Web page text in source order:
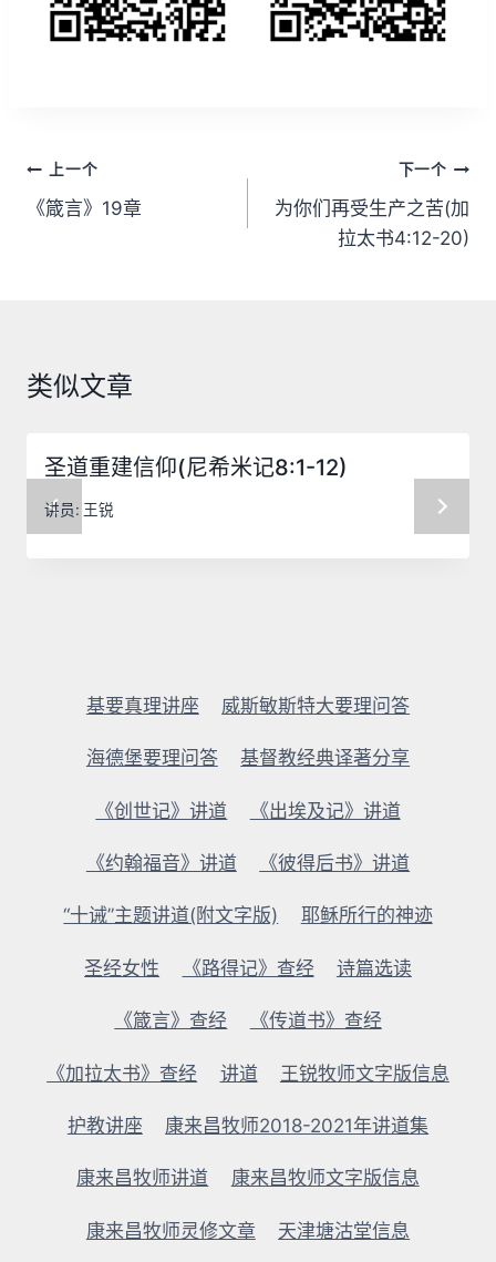
文
章
上一个
《箴言》19章
下一个
为你们再受生产之苦(加
拉太书4:12-20)
类似文章
圣道重建信仰(尼希米记8:1-12)
讲员: 王锐
基要真理讲座 威斯敏斯特大要理问答
海德堡要理问答 基督教经典译著分享
《创世记》讲道 《出埃及记》讲道
《约翰福音》讲道 《彼得后书》讲道
“十诫”主题讲道(附文字版) 耶稣所行的神迹
圣经女性 《路得记》查经 诗篇选读
《箴言》查经 《传道书》查经
《加拉太书》查经 讲道 王锐牧师文字版信息
护教讲座 康来昌牧师2018-2021年讲道集
康来昌牧师讲道 康来昌牧师文字版信息
康来昌牧师灵修文章 天津塘沽堂信息